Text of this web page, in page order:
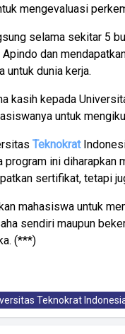
mengevaluasi
selama sekitar 5
dan
untuk dunia kerja.
kasih kepada
untuk
Teknokrat
program ini
sertifikat, tetapi
mahasiswa untuk
sendiri maupun
(***)
Teknokrat